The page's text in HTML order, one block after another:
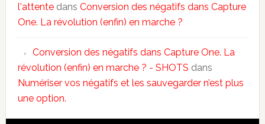
l'attentedans Conversion des négatifs dans Capture
One. La révolution (enfin) en marche ?
Conversion des négatifs dans Capture One. La
révolution (enfin) en marche ? - SHOTS dans
Numériser vos négatifs et les sauvegarder n’est plus
une option.